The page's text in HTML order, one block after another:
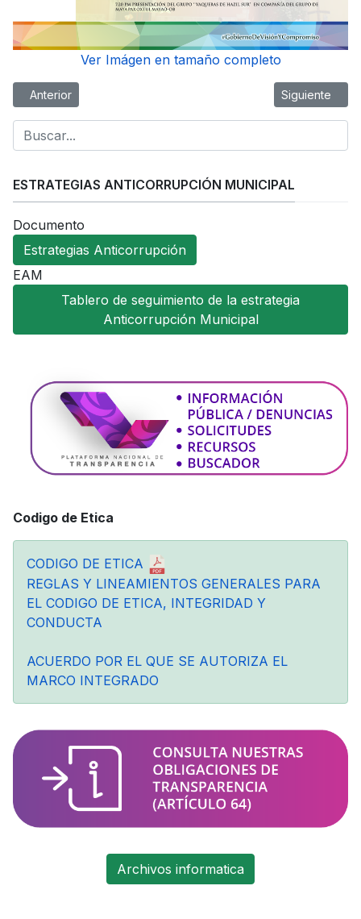
Ver Imágen en tamaño completo
Artículo anterior: Directorio Municipal
Anterior Artículo
Siguiente
ESTRATEGIAS ANTICORRUPCIÓN MUNICIPAL
Documento
Estrategias Anticorrupción
EAM
Tablero de seguimiento de la estrategia
Anticorrupción Municipal
Codigo de Etica
CODIGO DE ETICA
REGLAS Y LINEAMIENTOS GENERALES PARA
EL CODIGO DE ETICA, INTEGRIDAD Y
CONDUCTA
ACUERDO POR EL QUE SE AUTORIZA EL
MARCO INTEGRADO
Archivos informatica